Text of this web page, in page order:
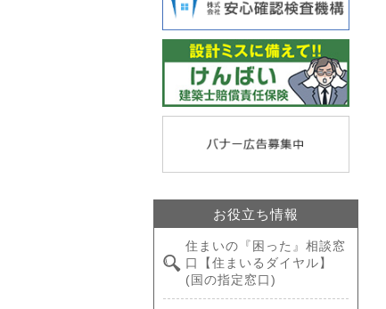
お役立ち情報
住まいの『困った』相談窓
口【住まいるダイヤル】
(国の指定窓口)